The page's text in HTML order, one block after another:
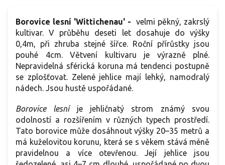
Borovice lesní 'Wittichenau' -
velmi pěkný, zakrslý
kultivar. V průběhu deseti let dosahuje do výšky
0,4m, při zhruba stejné šířce. Roční přírůstky jsou
pouhé 4cm. Větvení kultivaru je výrazně plné.
Nepravidelná sférická koruna má tendenci postupně
se zplošťovat. Zelené jehlice mají lehký, namodralý
nádech. Jsou hustě uspořádané.
Borovice lesníje
jehličnatý strom známý svou
odolností a rozšířením v různých typech prostředí.
Tato borovice může dosáhnout výšky 20–35 metrů a
má kuželovitou korunu, která se s věkem stává méně
pravidelnou a více otevřenou. Její jehlice jsou